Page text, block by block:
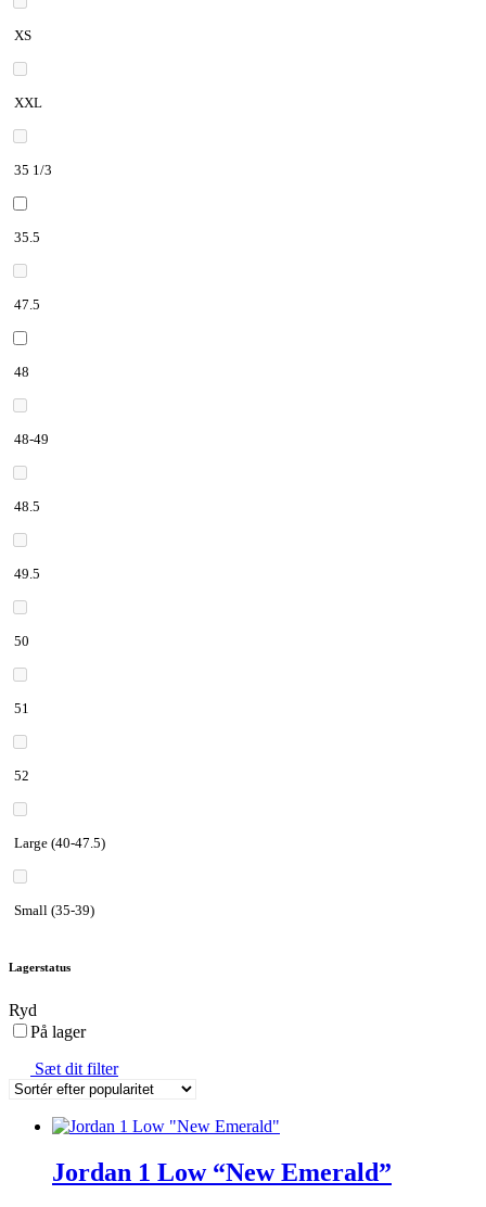
XS
XXL
35 1/3
35.5
47.5
48
48-49
48.5
49.5
50
51
52
Large (40-47.5)
Small (35-39)
Lagerstatus
Ryd
På lager
Sæt dit filter
Jordan 1 Low “New Emerald”